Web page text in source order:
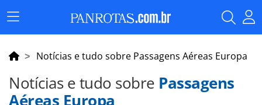
Menu
Principal
Notícias e tudo sobre Passagens Aéreas Europa
Notícias e tudo sobre Passagens
Aéreas Europa